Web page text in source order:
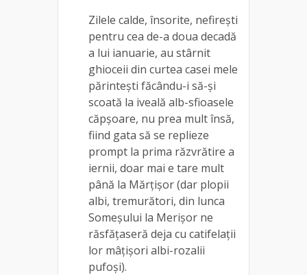
Zilele calde, însorite, nefirești
pentru cea de-a doua decadă
a lui ianuarie, au stârnit
ghioceii din curtea casei mele
părintești făcându-i să-și
scoată la iveală alb-sfioasele
căpșoare, nu prea mult însă,
fiind gata să se replieze
prompt la prima răzvrătire a
iernii, doar mai e tare mult
până la Mărțișor (dar plopii
albi, tremurători, din lunca
Someșului la Merișor ne
răsfățaseră deja cu catifelații
lor mâțișori albi-rozalii
pufoși).